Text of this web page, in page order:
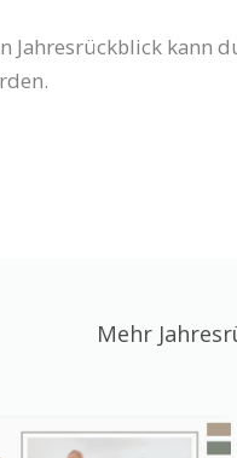
Jahresrückblick kann
Mehr